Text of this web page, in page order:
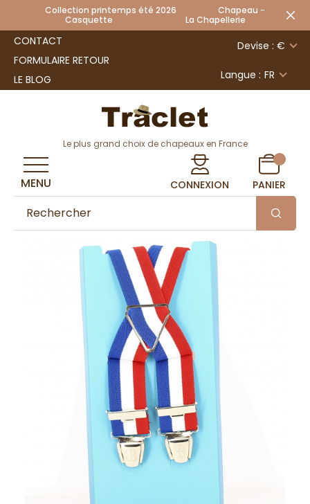
Collection printemps été 2026 Chapeau -
Casquette La Chapellerie
CONTACT
FORMULAIRE RETOUR
LE BLOG
Devise : €
Langue : FR
Le plus grand choix de chapeaux en France
CONNEXION PANIER
MENU